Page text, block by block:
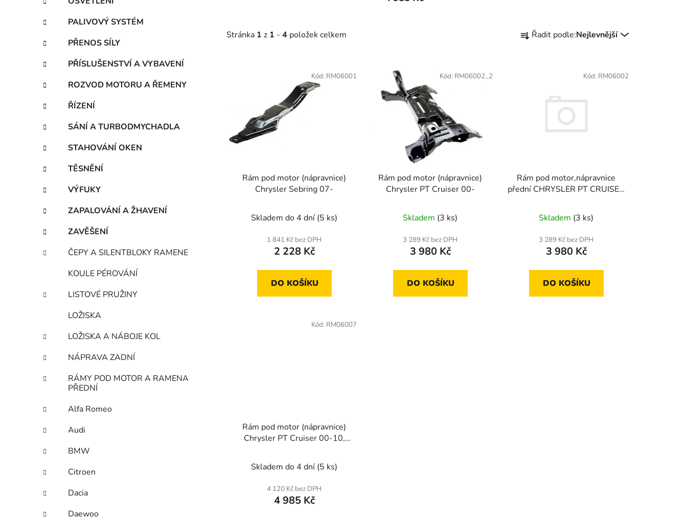
PALIVOVÝ SYSTÉM
PŘENOS SÍLY
PŘÍSLUŠENSTVÍ A VYBAVENÍ
ROZVOD MOTORU A ŘEMENY
ŘÍZENÍ
SÁNÍ A TURBODMYCHADLA
STAHOVÁNÍ OKEN
TĚSNĚNÍ
VÝFUKY
ZAPALOVÁNÍ A ŽHAVENÍ
ZAVĚŠENÍ
ČEPY A SILENTBLOKY RAMENE
KOULE PÉROVÁNÍ
LISTOVÉ PRUŽINY
LOŽISKA
LOŽISKA A NÁBOJE KOL
NÁPRAVA ZADNÍ
RÁMY POD MOTOR A RAMENA
PŘEDNÍ
Alfa Romeo
Audi
BMW
Citroen
Dacia
Daewoo
Stránka 1 z 1 - 4 položek celkem
a
k
t
Řadit podle:Nejlevnější
p
r
Rám pod motor (nápravnice)
Chrysler Sebring 07-
Skladem do 4 dní (5 ks)
1 841 Kč bez DPH
2 228 Kč
DO KOŠÍKU
Kód: RM06001
Rám pod motor (nápravnice)
Chrysler PT Cruiser 00-
Skladem (3 ks)
3 289 Kč bez DPH
3 980 Kč
DO KOŠÍKU
Kód: RM06002_2
Rám pod motor,nápravnice
přední CHRYSLER PT CRUISER
Skladem (3 ks)
3 289 Kč bez DPH
3 980 Kč
DO KOŠÍKU
Kód: RM06002
Rám pod motor (nápravnice)
Chrysler PT Cruiser 00-10,
Skladem do 4 dní (5 ks)
4 120 Kč bez DPH
4 985 Kč
Kód: RM06007